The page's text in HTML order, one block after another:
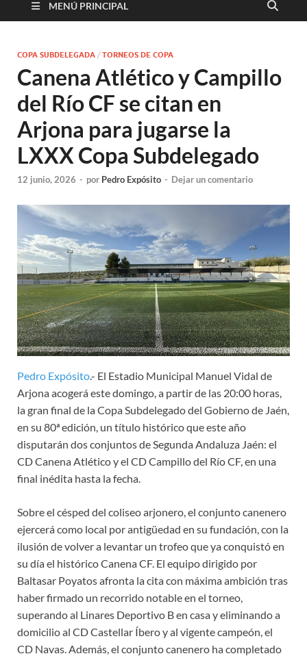
MENÚ PRINCIPAL
COPA SUBDELEGADA / TORNEOS DE COPA
Canena Atlético y Campillo
del Río CF se citan en
Arjona para jugarse la
LXXX Copa Subdelegado
12 junio, 2026 - por Pedro Expósito - Dejar un comentario
Pedro Expósito.- El Estadio Municipal Manuel Vidal de
Arjona acogerá este domingo, a partir de las 20:00 horas,
la gran final de la Copa Subdelegado del Gobierno de Jaén,
en su 80ª edición, un título histórico que este año
disputarán dos conjuntos de Segunda Andaluza Jaén: el
CD Canena Atlético y el CD Campillo del Río CF, en una
final inédita hasta la fecha.
Sobre el césped del coliseo arjonero, el conjunto canenero
ejercerá como local por antigüedad en su fundación, con la
ilusión de volver a levantar un trofeo que ya conquistó en
su día el histórico Canena CF. El equipo dirigido por
Baltasar Poyatos afronta la cita con máxima ambición tras
haber firmado un recorrido notable en el torneo,
superando al Linares Deportivo B en casa y eliminando a
domicilio al CD Castellar Íbero y al vigente campeón, el
CD Navas. Además, el conjunto canenero ha completado